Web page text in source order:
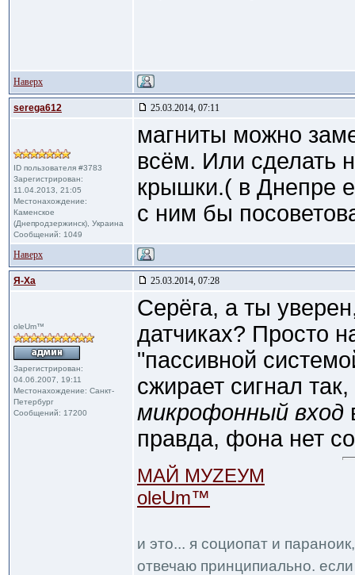
Наверх
serega612 25.03.2014, 07:11
ID пользователя #3783
Зарегистрирован:
11.04.2013, 21:05
Местонахождение:
Каменское
(Днепродзержинск), Украина
Сообщений: 1049
магниты можно
всём. Или сделать
крышки.( в Днепре
с ним бы
Наверх
Я-Ха 25.03.2014, 07:28
oleUm™
Зарегистрирован:
04.06.2007, 19:11
Местонахождение: Санкт-
Петербург
Сообщений: 17200
Серёга, а ты
датчиках? Просто
"пассивной
сжирает сигнал
микрофонный вход
правда, фона нет
МАЙ МУZЕУМ
oleUm™
и это... я социопат и
отвечаю принципиально.